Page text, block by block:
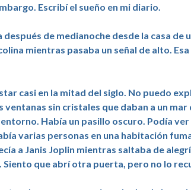
Escribí el sueño en mi diario.
de medianoche desde la casa de
mientras pasaba un señal de alto. Esa
casi en la mitad del siglo. No puedo
sin cristales que daban a un mar
Había un pasillo oscuro. Podía ver
varias personas en una habitación
a Janis Joplin mientras saltaba de
que abrí otra puerta, pero no lo